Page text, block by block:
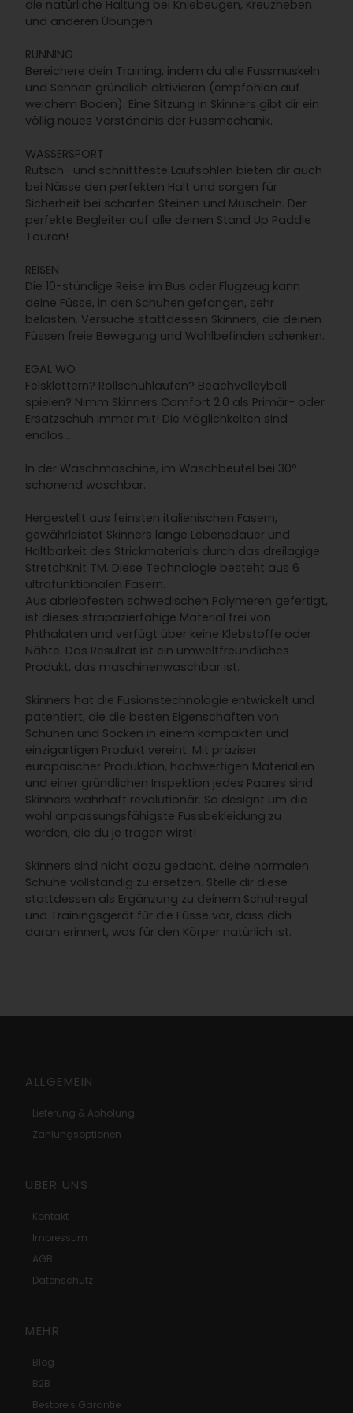
die natürliche Haltung bei Kniebeugen, Kreuzheben
und anderen Übungen.
RUNNING
Bereichere dein Training, indem du alle Fussmuskeln
und Sehnen gründlich aktivieren (empfohlen auf
weichem Boden). Eine Sitzung in Skinners gibt dir ein
völlig neues Verständnis der Fussmechanik.
WASSERSPORT
Rutsch- und schnittfeste Laufsohlen bieten dir auch
bei Nässe den perfekten Halt und sorgen für
Sicherheit bei scharfen Steinen und Muscheln. Der
perfekte Begleiter auf alle deinen Stand Up Paddle
Touren!
REISEN
Die 10-stündige Reise im Bus oder Flugzeug kann
deine Füsse, in den Schuhen gefangen, sehr
belasten. Versuche stattdessen Skinners, die deinen
Füssen freie Bewegung und Wohlbefinden schenken.
EGAL WO
Felsklettern? Rollschuhlaufen? Beachvolleyball
spielen? Nimm Skinners Comfort 2.0 als Primär- oder
Ersatzschuh immer mit! Die Möglichkeiten sind
endlos...
In der Waschmaschine, im Waschbeutel bei 30°
schonend waschbar.
Hergestellt aus feinsten italienischen Fasern,
gewährleistet Skinners lange Lebensdauer und
Haltbarkeit des Strickmaterials durch das dreilagige
StretchKnit TM. Diese Technologie besteht aus 6
ultrafunktionalen Fasern.
Aus abriebfesten schwedischen Polymeren gefertigt,
ist dieses strapazierfähige Material frei von
Phthalaten und verfügt über keine Klebstoffe oder
Nähte. Das Resultat ist ein umweltfreundliches
Produkt, das maschinenwaschbar ist.
Skinners hat die Fusionstechnologie entwickelt und
patentiert, die die besten Eigenschaften von
Schuhen und Socken in einem kompakten und
einzigartigen Produkt vereint. Mit präziser
europäischer Produktion, hochwertigen Materialien
und einer gründlichen Inspektion jedes Paares sind
Skinners wahrhaft revolutionär. So designt um die
wohl anpassungsfähigste Fussbekleidung zu
werden, die du je tragen wirst!
Skinners sind nicht dazu gedacht, deine normalen
Schuhe vollständig zu ersetzen. Stelle dir diese
stattdessen als Ergänzung zu deinem Schuhregal
und Trainingsgerät für die Füsse vor, dass dich
daran erinnert, was für den Körper natürlich ist.
ALLGEMEIN
Lieferung & Abholung
Zahlungsoptionen
ÜBER UNS
Kontakt
Impressum
AGB
Datenschutz
MEHR
Blog
B2B
Bestpreis Garantie